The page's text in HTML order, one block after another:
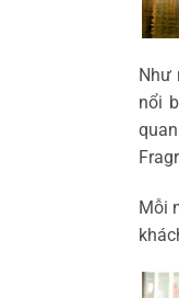
Như
nổi
Mỗi